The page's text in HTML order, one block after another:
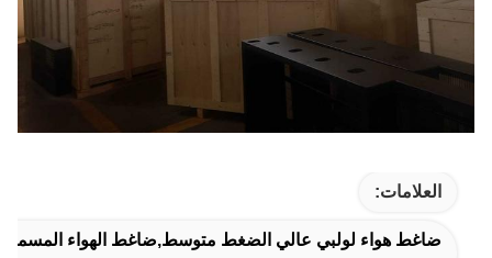
العلامات:
ضاغط هواء لولبي عالي الضغط متوسط,ضاغط الهواء المسمار 20/30/40 بار,ضاغط الهواء المسمار 20 بار